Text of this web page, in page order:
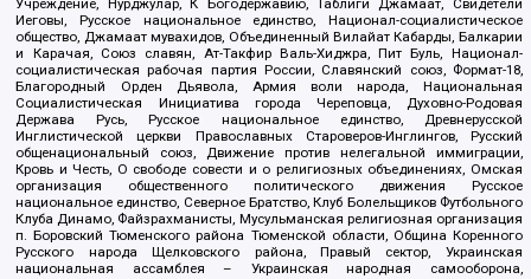
Иеговы, Русское национальное единство, Национал-социалистическое
общество, Джамаат мувахидов, Объединенный Вилайат Кабарды, Балкарии
и Карачая, Союз славян, Ат-Такфир Валь-Хиджра, Пит Буль, Национал-
социалистическая рабочая партия России, Славянский союз, Формат-18,
Благородный Орден Дьявола, Армия воли народа, Национальная
Социалистическая Инициатива города Череповца, Духовно-Родовая
Держава Русь, Русское национальное единство, Древнерусской
Инглистической церкви Православных Староверов-Инглингов, Русский
общенациональный союз, Движение против нелегальной иммиграции,
Кровь и Честь, О свободе совести и о религиозных объединениях, Омская
организация общественного политического движения Русское
национальное единство, Северное Братство, Клуб Болельщиков Футбольного
Клуба Динамо, Файзрахманисты, Мусульманская религиозная организация
п. Боровский Тюменского района Тюменской области, Община Коренного
Русского народа Щелковского района, Правый сектор, Украинская
национальная ассамблея – Украинская народная самооборона,